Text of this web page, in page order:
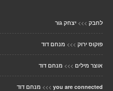
לחבק >>> יצחק גור
פוקוס ירוק >>> מנחם דוד
אוצר מילים >>> מנחם דוד
you are connected
>>> מנחם דוד